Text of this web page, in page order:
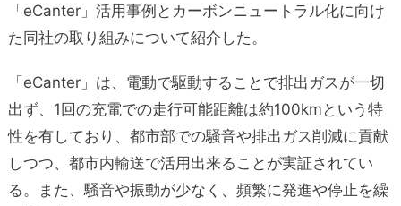
「eCanter」活用事例とカーボンニュートラル化に向け
た同社の取り組みについて紹介した。
「eCanter」は、電動で駆動することで排出ガスが一切
出ず、1回の充電での走行可能距離は約100kmという特
性を有しており、都市部での騒音や排出ガス削減に貢献
しつつ、都市内輸送で活用出来ることが実証されてい
る。また、騒音や振動が少なく、頻繁に発進や停止を繰